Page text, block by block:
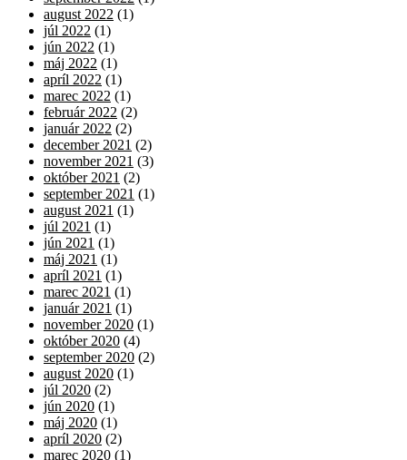
august 2022 (1)
júl 2022 (1)
jún 2022 (1)
máj 2022 (1)
apríl 2022 (1)
marec 2022 (1)
február 2022 (2)
január 2022 (2)
december 2021 (2)
november 2021 (3)
október 2021 (2)
september 2021 (1)
august 2021 (1)
júl 2021 (1)
jún 2021 (1)
máj 2021 (1)
apríl 2021 (1)
marec 2021 (1)
január 2021 (1)
november 2020 (1)
október 2020 (4)
september 2020 (2)
august 2020 (1)
júl 2020 (2)
jún 2020 (1)
máj 2020 (1)
apríl 2020 (2)
marec 2020 (1)